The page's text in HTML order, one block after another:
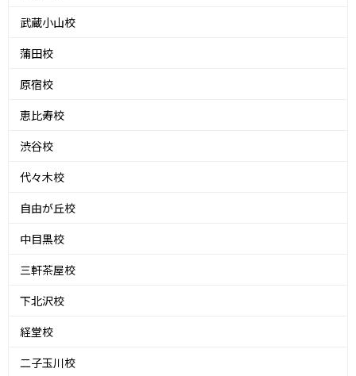
武蔵小山校
蒲田校
原宿校
恵比寿校
渋谷校
代々木校
自由が丘校
中目黒校
三軒茶屋校
下北沢校
経堂校
二子玉川校